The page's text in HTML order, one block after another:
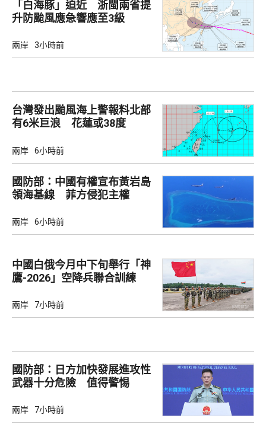
「白海豚」迫近 浙閩兩省提
升防颱風應急響應至3級
兩岸 3小時前
台灣發出颱風海上警報料北部
有6米巨浪 花蓮或38度
兩岸 6小時前
國防部：中國有權宣布黃岩島
領海基線 菲方侵犯主權
兩岸 6小時前
中國白俄今月中下旬舉行「神
鷹-2026」空降兵聯合訓練
兩岸 7小時前
國防部：日方加快發展進攻性
武器十分危險 值得警惕
兩岸 7小時前